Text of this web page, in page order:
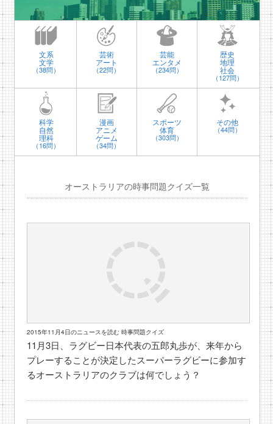
文系
文学
（38問）
芸術
アート
（22問）
芸能
エンタメ
（234問）
歴史
地理
社会
（127問）
科学
自然
理科
（16問）
漫画
アニメ
ゲーム
（34問）
スポーツ
体育
（303問）
その他
（44問）
オーストラリアの時事問題クイズ一覧
2015年11月4日のニュースを読む 時事問題クイズ
11月3日、ラグビー日本代表の五郎丸歩が、来年から
プレーすることが決定したスーパーラグビーに参加す
るオーストラリアのクラブは何でしょう？